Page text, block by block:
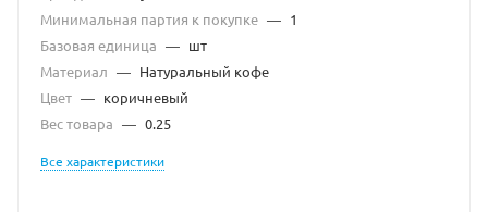
Минимальная партия к покупке — 1
Базовая единица — шт
Материал — Натуральный кофе
Цвет — коричневый
Вес товара — 0.25
Все характеристики